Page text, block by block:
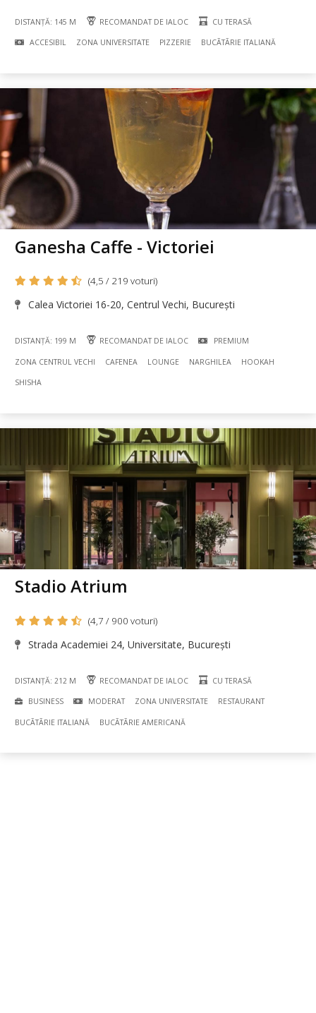
DISTANȚĂ: 145 M RECOMANDAT DE IALOC CU TERASĂ
ACCESIBIL ZONA UNIVERSITATE PIZZERIE BUCÃTÃRIE ITALIANĂ
Ganesha Caffe - Victoriei
(4,5 / 219 voturi)
Calea Victoriei 16-20, Centrul Vechi, București
DISTANȚĂ: 199 M RECOMANDAT DE IALOC PREMIUM
ZONA CENTRUL VECHI CAFENEA LOUNGE NARGHILEA HOOKAH
SHISHA
Stadio Atrium
(4,7 / 900 voturi)
Strada Academiei 24, Universitate, București
DISTANȚĂ: 212 M RECOMANDAT DE IALOC CU TERASĂ
BUSINESS MODERAT ZONA UNIVERSITATE RESTAURANT
BUCÃTÃRIE ITALIANĂ BUCÃTÃRIE AMERICANĂ